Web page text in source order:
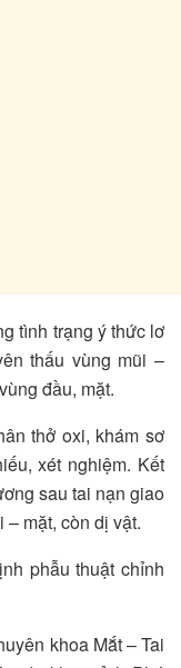
tình trạng ý thức lơ
thấu vùng mũi –
đầu, mặt.
thở oxi, khám sơ
xét nghiệm. Kết
sau tai nạn giao
mặt, còn dị vật.
phẫu thuật chỉnh
khoa Mắt – Tai